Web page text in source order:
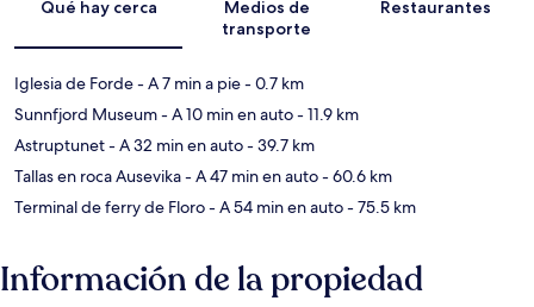
Qué hay cerca
Medios de
transporte
Restaurantes
Iglesia de Forde- A 7 min a pie- 0.7 km
Sunnfjord Museum- A 10 min en auto- 11.9 km
Astruptunet- A 32 min en auto- 39.7 km
Tallas en roca Ausevika- A 47 min en auto- 60.6 km
Terminal de ferry de Floro- A 54 min en auto- 75.5 km
Información de la propiedad